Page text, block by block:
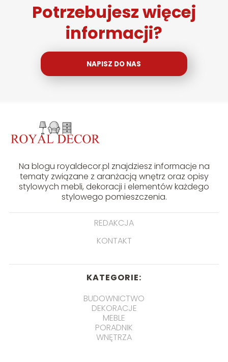
Potrzebujesz więcej
informacji?
NAPISZ DO NAS
Na blogu royaldecor.pl znajdziesz informacje na
tematy związane z aranżacją wnętrz oraz opisy
stylowych mebli, dekoracji i elementów każdego
stylowego pomieszczenia.
REDAKCJA
KONTAKT
KATEGORIE:
BUDOWNICTWO
DEKORACJE
MEBLE
PORADNIK
WNĘTRZA